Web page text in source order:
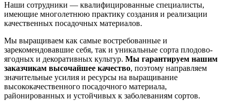
Наши сотрудники — квалифицированные специалисты,
имеющие многолетнюю практику создания и реализации
качественных посадочных материалов.
Мы выращиваем как самые востребованные и
зарекомендовавшие себя, так и уникальные сорта плодово-
ягодных и декоративных культур. Мы гарантируем нашим
заказчикам высочайшее качество, поэтому направляем
значительные усилия и ресурсы на выращивание
высококачественного посадочного материала,
районированных и устойчивых к заболеваниям сортов.